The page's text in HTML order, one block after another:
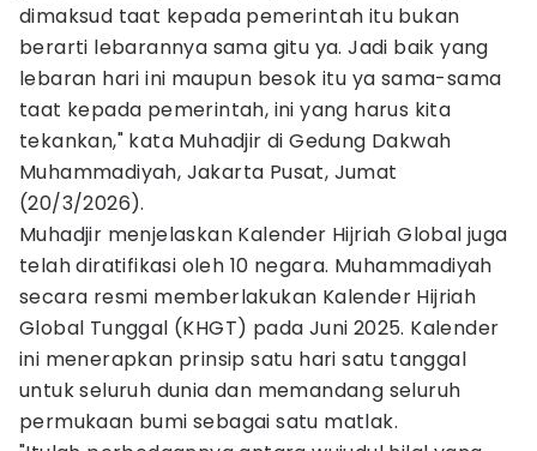
dimaksud taat kepada pemerintah itu bukan
berarti lebarannya sama gitu ya. Jadi baik yang
lebaran hari ini maupun besok itu ya sama-sama
taat kepada pemerintah, ini yang harus kita
tekankan," kata Muhadjir di Gedung Dakwah
Muhammadiyah, Jakarta Pusat, Jumat
(20/3/2026).
Muhadjir menjelaskan Kalender Hijriah Global juga
telah diratifikasi oleh 10 negara. Muhammadiyah
secara resmi memberlakukan Kalender Hijriah
Global Tunggal (KHGT) pada Juni 2025. Kalender
ini menerapkan prinsip satu hari satu tanggal
untuk seluruh dunia dan memandang seluruh
permukaan bumi sebagai satu matlak.